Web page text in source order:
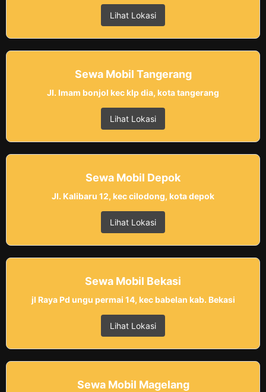
Lihat Lokasi
Sewa Mobil Tangerang
Jl. Imam bonjol kec klp dia, kota tangerang
Lihat Lokasi
Sewa Mobil Depok
Jl. Kalibaru 12, kec cilodong, kota depok
Lihat Lokasi
Sewa Mobil Bekasi
jl Raya Pd ungu permai 14, kec babelan kab. Bekasi
Lihat Lokasi
Sewa Mobil Magelang